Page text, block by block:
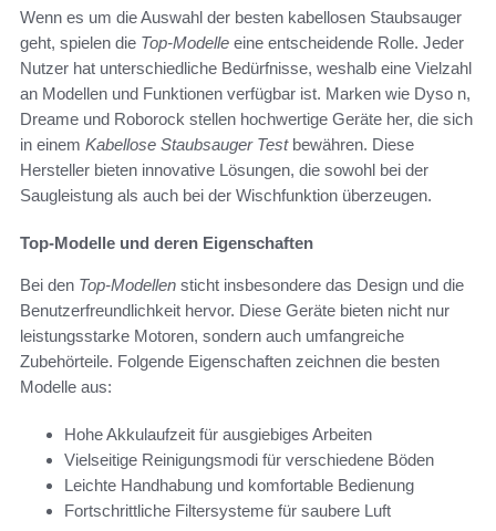
Wenn es um die Auswahl der besten kabellosen Staubsauger
geht, spielen die Top-Modelle eine entscheidende Rolle. Jeder
Nutzer hat unterschiedliche Bedürfnisse, weshalb eine Vielzahl
an Modellen und Funktionen verfügbar ist. Marken wie Dyso n,
Dreame und Roborock stellen hochwertige Geräte her, die sich
in einem Kabellose Staubsauger Testbewähren. Diese
Hersteller bieten innovative Lösungen, die sowohl bei der
Saugleistung als auch bei der Wischfunktion überzeugen.
Top-Modelle und deren Eigenschaften
Bei den Top-Modellen sticht insbesondere das Design und die
Benutzerfreundlichkeit hervor. Diese Geräte bieten nicht nur
leistungsstarke Motoren, sondern auch umfangreiche
Zubehörteile. Folgende Eigenschaften zeichnen die besten
Modelle aus:
Hohe Akkulaufzeit für ausgiebiges Arbeiten
Vielseitige Reinigungsmodi für verschiedene Böden
Leichte Handhabung und komfortable Bedienung
Fortschrittliche Filtersysteme für saubere Luft